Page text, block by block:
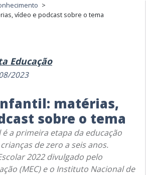
>
vídeo e podcast sobre o tema
Educação
2023
matérias,
sobre o tema
a primeira etapa da educação
de zero a seis anos.
2022 divulgado pelo
(MEC) e o Instituto Nacional de